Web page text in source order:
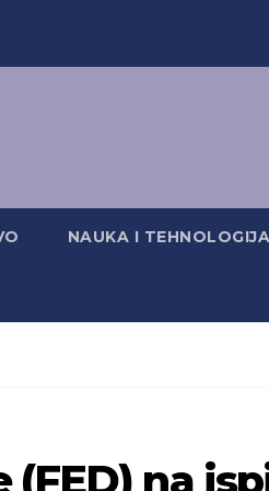
NAUKA I TEHNOLOGIJA
(FED) na